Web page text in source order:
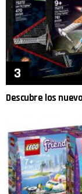
Descubre los